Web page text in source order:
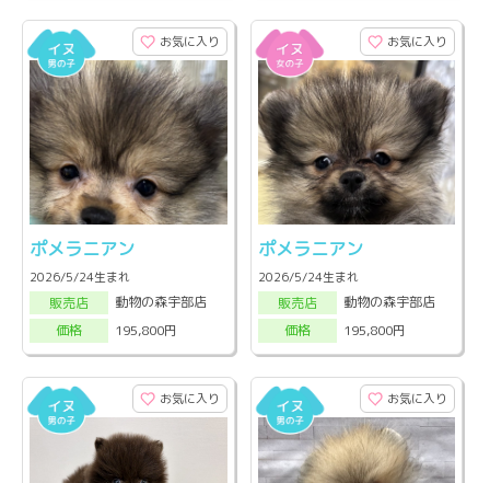
お気に入り
ポメラニアン
2026/5/24生まれ
販売店
動物の森宇部店
価格
195,800円
お気に入り
ポメラニアン
2026/5/24生まれ
販売店
動物の森宇部店
価格
195,800円
お気に入り お気に入り